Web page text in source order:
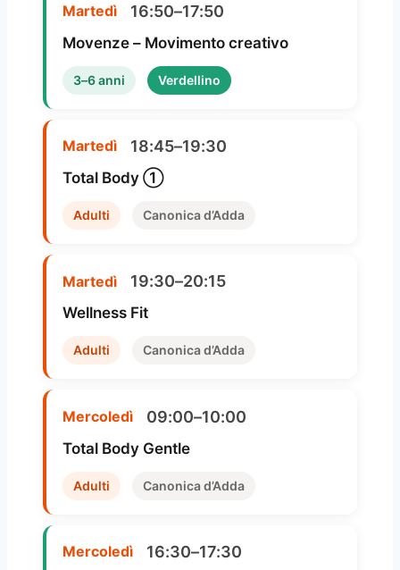
Martedì 16:50–17:50
Movenze – Movimento creativo
3–6 anni Verdellino
Martedì 18:45–19:30
Total Body ①
Adulti Canonica d’Adda
Martedì 19:30–20:15
Wellness Fit
Adulti Canonica d’Adda
Mercoledì 09:00–10:00
Total Body Gentle
Adulti Canonica d’Adda
Mercoledì 16:30–17:30